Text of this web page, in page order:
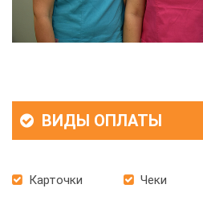
ВИДЫ ОПЛАТЫ
Карточки Чеки